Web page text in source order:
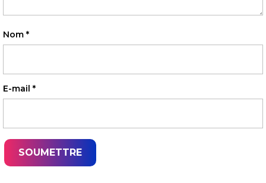
Nom *
E-mail *